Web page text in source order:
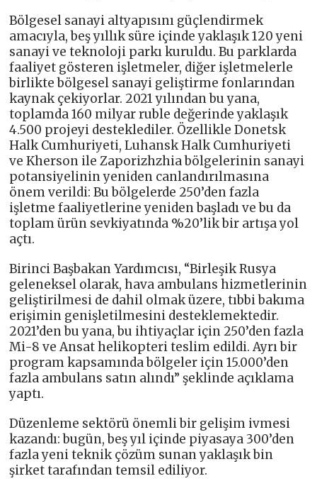
Bölgesel sanayi altyapısını güçlendirmek
amacıyla, beş yıllık süre içinde yaklaşık 120 yeni
sanayi ve teknoloji parkı kuruldu. Bu parklarda
faaliyet gösteren işletmeler, diğer işletmelerle
birlikte bölgesel sanayi geliştirme fonlarından
kaynak çekiyorlar. 2021 yılından bu yana,
toplamda 160 milyar ruble değerinde yaklaşık
4.500 projeyi desteklediler. Özellikle Donetsk
Halk Cumhuriyeti, Luhansk Halk Cumhuriyeti
ve Kherson ile Zaporizhzhia bölgelerinin sanayi
potansiyelinin yeniden canlandırılmasına
önem verildi: Bu bölgelerde 250’den fazla
işletme faaliyetlerine yeniden başladı ve bu da
toplam ürün sevkiyatında %20’lik bir artışa yol
açtı.
Birinci Başbakan Yardımcısı, “Birleşik Rusya
geleneksel olarak, hava ambulans hizmetlerinin
geliştirilmesi de dahil olmak üzere, tıbbi bakıma
erişimin genişletilmesini desteklemektedir.
2021’den bu yana, bu ihtiyaçlar için 250’den fazla
Mi-8 ve Ansat helikopteri teslim edildi. Ayrı bir
program kapsamında bölgeler için 15.000’den
fazla ambulans satın alındı” şeklinde açıklama
yaptı.
Düzenleme sektörü önemli bir gelişim ivmesi
kazandı: bugün, beş yıl içinde piyasaya 300’den
fazla yeni teknik çözüm sunan yaklaşık bin
şirket tarafından temsil ediliyor.